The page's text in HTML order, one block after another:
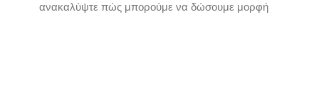
ανακαλύψτε πώς μπορούμε να δώσουμε μορφή